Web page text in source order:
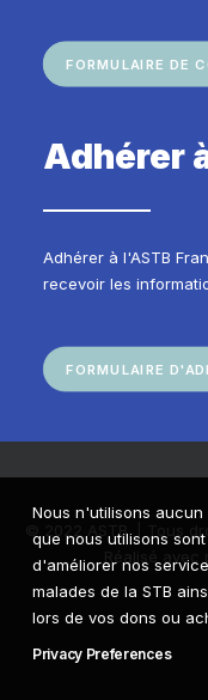
FORMULAIRE DE
Adhérer
Adhérer à l'ASTB
recevoir les
FORMULAIRE
© 2022 ASTB. | Tous
Réalisé avec
Nous n'utilisons
que nous utilisons
d'améliorer nos
malades de la STB
lors de vos dons ou
Privacy Preferences